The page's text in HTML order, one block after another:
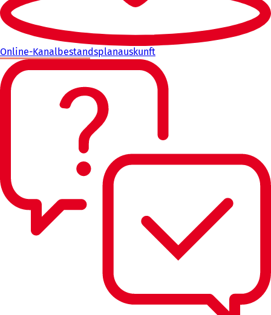
Online-Kanalbestandsplanauskunft